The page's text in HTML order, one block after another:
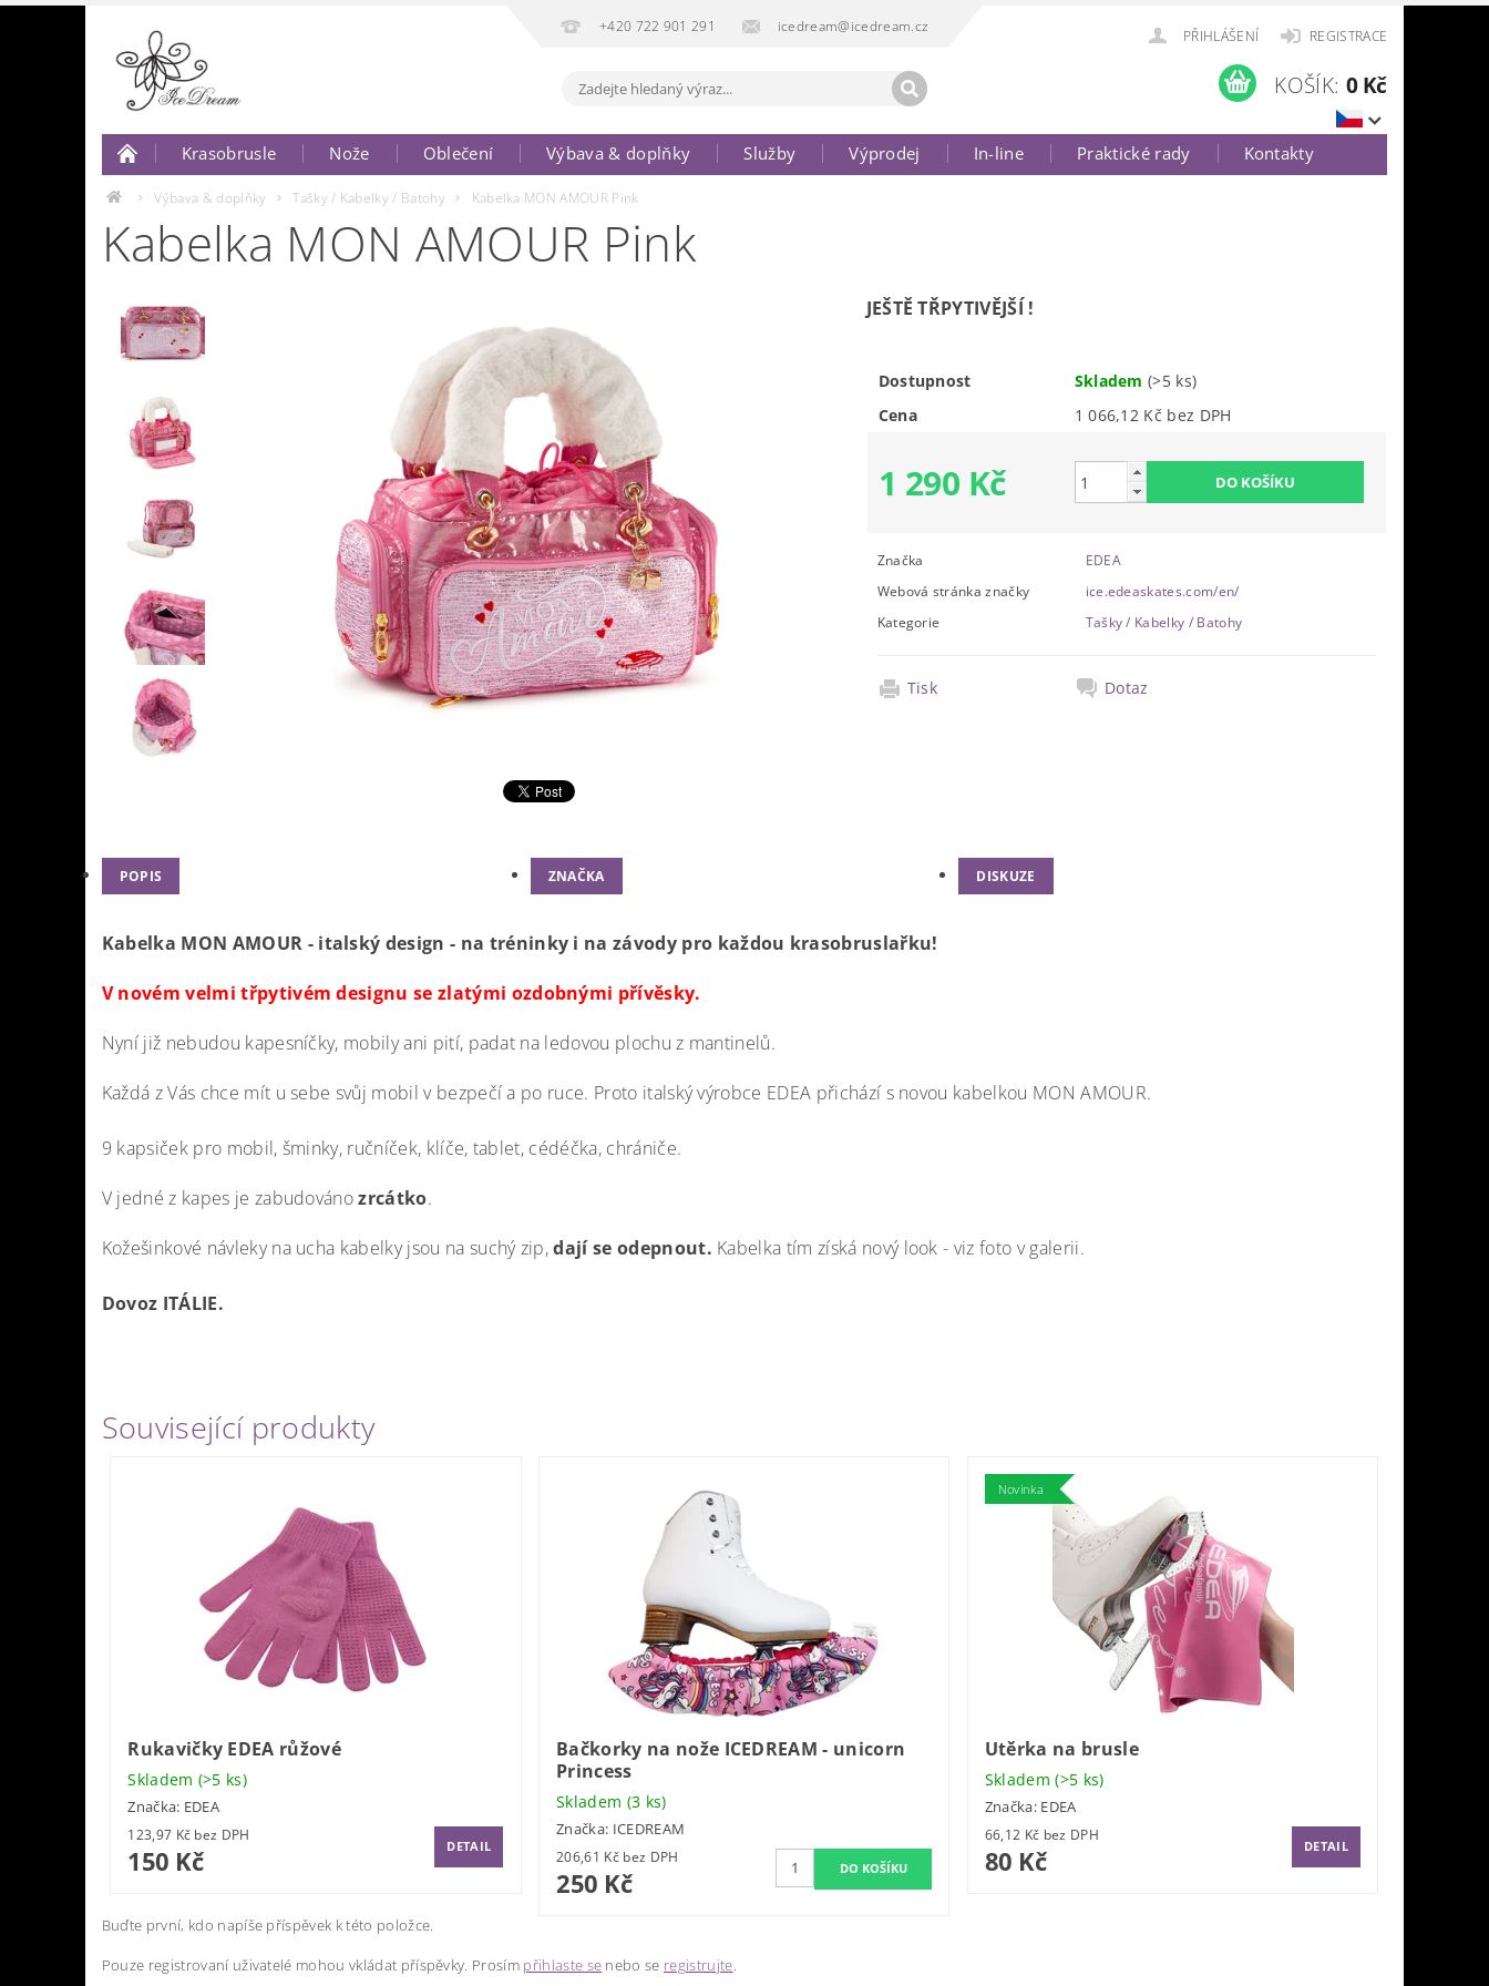
+420 722 901 291 icedream@icedream.cz
PŘIHLÁŠENÍ REGISTRACE
KOŠÍK: 0 Kč
Krasobrusle Nože Oblečení Výbava & doplňky Služby Výprodej In-line Praktické rady
Kontakty
O nás
Napište nám..
Výbava & doplňky Tašky / Kabelky / Batohy Kabelka MON AMOUR Pink
Kabelka MON AMOUR Pink
JEŠTĚ TŘPYTIVĚJŠÍ !
Dostupnost Skladem(>5 ks)
Cena
1 066,12 Kč bez DPH
1 290 Kč
Značka
EDEA
Webová stránka značky
ice.edeaskates.com/en/
Kategorie
Tašky / Kabelky / Batohy
Tisk Dotaz
POPIS ZNAČKA DISKUZE
Kabelka MON AMOUR - italský design - na tréninky i na závody pro každou krasobruslařku!
V novém velmi třpytivém designu se zlatými ozdobnými přívěsky.
Nyní již nebudou kapesníčky, mobily ani pití, padat na ledovou plochu z mantinelů.
Každá z Vás chce mít u sebe svůj mobil v bezpečí a po ruce. Proto italský výrobce EDEA přichází s novou kabelkou MON AMOUR.
9 kapsiček pro mobil, šminky, ručníček, klíče, tablet, cédéčka, chrániče.
V jedné z kapes je zabudovánozrcátko.
Kožešinkové návleky na ucha kabelky jsou na suchý zip,dají se odepnout. Kabelka tím získá nový look - viz foto v galerii.
Dovoz ITÁLIE.
Související produkty
Rukavičky EDEA růžové
Skladem (>5 ks)
Značka: EDEA
123,97 Kč bez DPH
150 Kč DETAIL
Bačkorky na nože ICEDREAM - unicorn
Princess
Skladem (3 ks)
Značka: ICEDREAM
206,61 Kč bez DPH
250 Kč
Novinka
Utěrka na brusle
Skladem(>5 ks)
Značka: EDEA
66,12 Kč bez DPH
80 Kč DETAIL
Buďte první, kdo napíše příspěvek k této položce.
Pouze registrovaní uživatelé mohou vkládat příspěvky. Prosím přihlaste se nebo se registrujte